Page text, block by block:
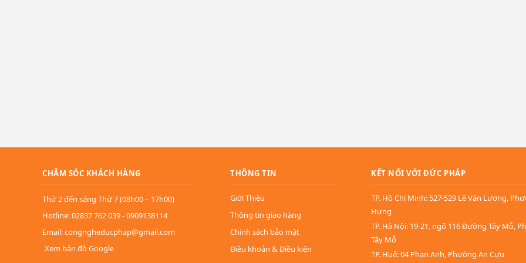
CHĂM SÓC KHÁCH HÀNG
Thứ 2 đến sáng Thứ 7 (08h00 – 17h00)
Hotline: 02837 762 039 - 0909138114
Email: congngheducphap@gmail.com
Xem bản đồ Google
THÔNG TIN
Giới Thiệu
Thông tin giao hàng
Chính sách bảo mật
Điều khoản & Điều kiện
KẾT NỐI VỚI ĐỨC PHÁP
TP. Hồ Chí Minh: 527-529 Lê Văn Lương,
Hưng
TP. Hà Nội: 19-21, ngõ 116 Đường Tây Mỗ,
Tây Mỗ
TP. Huế: 04 Phan Anh, Phường An Cựu